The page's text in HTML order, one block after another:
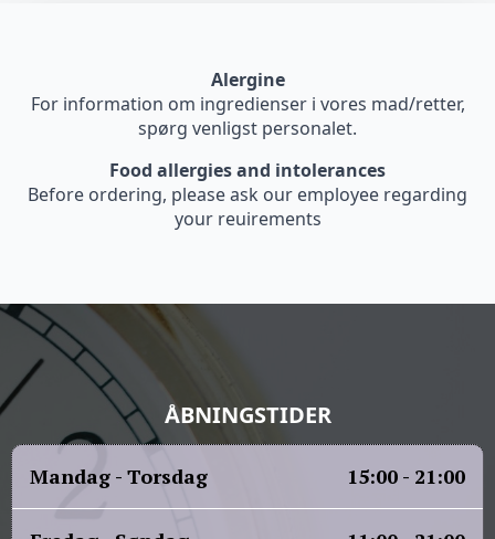
Alergine
For information om ingredienser i vores mad/retter,
spørg venligst personalet.
Food allergies and intolerances
Before ordering, please ask our employee regarding
your reuirements
ÅBNINGSTIDER
Mandag - Torsdag 15:00 - 21:00